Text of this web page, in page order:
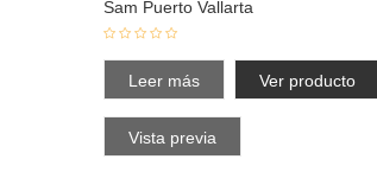
Sam Puerto Vallarta
Leer más Ver producto
Vista previa